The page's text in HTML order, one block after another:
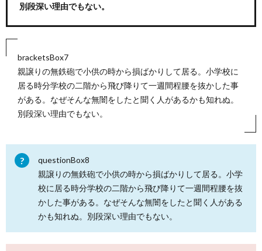
別段深い理由でもない。
bracketsBox7
親譲りの無鉄砲で小供の時から損ばかりして居る。小学校に
居る時分学校の二階から飛び降りて一週間程腰を抜かした事
がある。なぜそんな無闇をしたと聞く人があるかも知れぬ。
別段深い理由でもない。
questionBox8
親譲りの無鉄砲で小供の時から損ばかりして居る。小学
校に居る時分学校の二階から飛び降りて一週間程腰を抜
かした事がある。なぜそんな無闇をしたと聞く人がある
かも知れぬ。別段深い理由でもない。